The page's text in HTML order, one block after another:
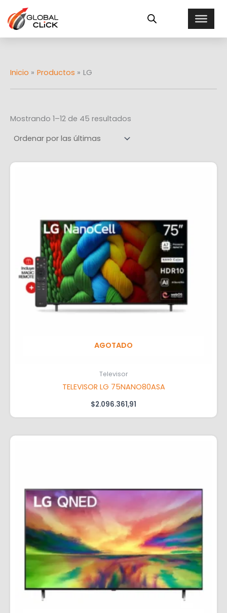
contenido
s
t
o
Inicio Productos LG
Mostrando 1–12 de 45 resultados
recientes
AGOTADO
Televisor
TELEVISOR LG 75NANO80ASA
$2.096.361,91